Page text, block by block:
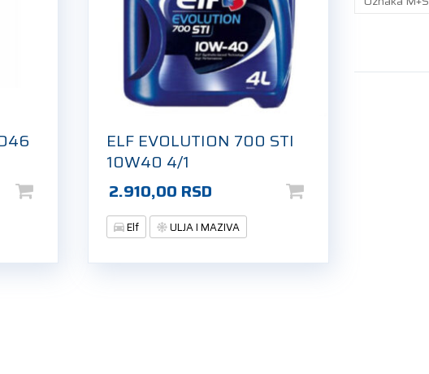
ELF EVOLUTION 700 STI
10W40 4/1
2.910,00 RSD
Elf ULJA I MAZIVA